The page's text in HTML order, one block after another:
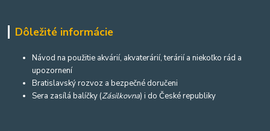
Dôležité informácie
Návod na použitie akvárií, akvaterárií, terárií a niekoľko rád a
upozornení
Bratislavský rozvoz a bezpečné doručeni
Sera zasílá balíčky (Zásilkovna) i do České republiky